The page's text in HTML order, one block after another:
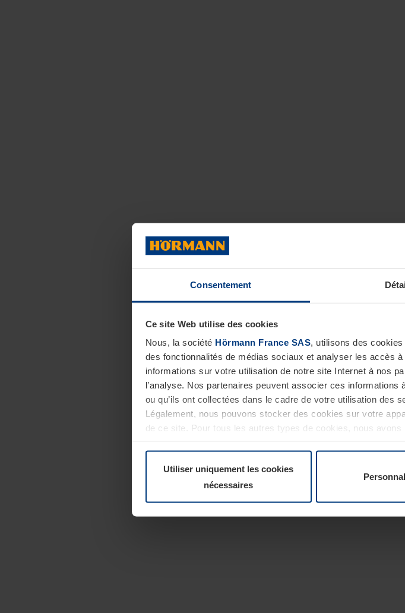
Consentement
Ce site Web utilise des cookies
Nous, la société Hörmann France SAS, utilisons des
des fonctionnalités de médias sociaux et analyser les accès
informations sur votre utilisation de notre site Internet à nos
l’analyse. Nos partenaires peuvent associer ces
ou qu’ils ont collectées dans le cadre de votre utilisation des
Légalement, nous pouvons stocker des cookies sur votre
de ce site. Pour tous les autres types de cookies, nous
Utiliser uniquement les cookies
nécessaires